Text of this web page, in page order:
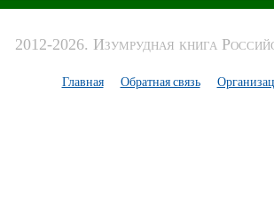
2012-2026. Изумрудная книга
Главная Обратная связь